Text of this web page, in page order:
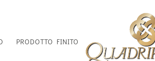
PRODOTTO FINITO